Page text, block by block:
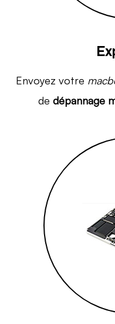
Envoyez votre
de dépannage